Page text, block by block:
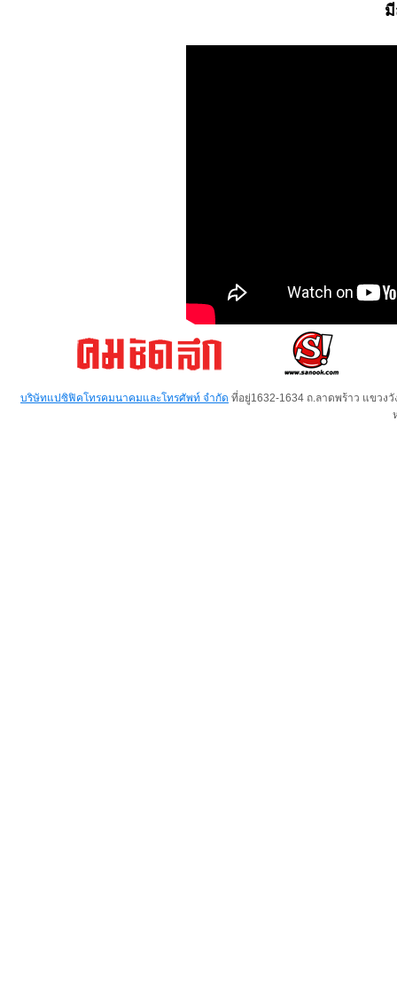
บริษัทแปซิฟิคโทรคมนาคมและโทรศัพท์ จำกัด ที่อยู่1632-1634 ถ.ลาดพร้าว แขวง